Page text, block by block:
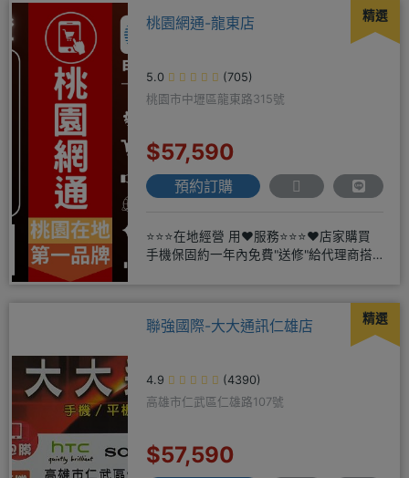
精選
桃園網通-龍東店
5.0
(705)
桃園市中壢區龍東路315號
$57,590
預約訂購
⭐⭐⭐在地經營 用❤️服務⭐⭐⭐❤️店家購買
手機保固約一年內免費"送修"給代理商搭
精選
聯強國際-大大通訊仁雄店
4.9
(4390)
高雄市仁武區仁雄路107號
$57,590